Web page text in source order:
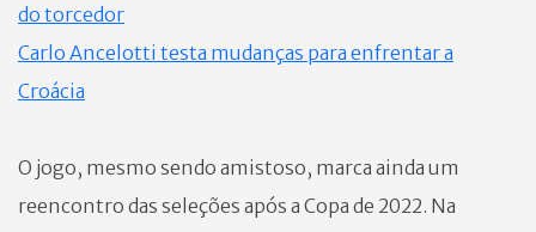
do torcedor
Carlo Ancelotti testa mudanças para enfrentar a
Croácia
O jogo, mesmo sendo amistoso, marca ainda um
reencontro das seleções após a Copa de 2022. Na